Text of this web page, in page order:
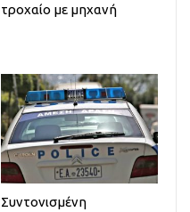
τροχαίο με μηχανή
Συντονισμένη